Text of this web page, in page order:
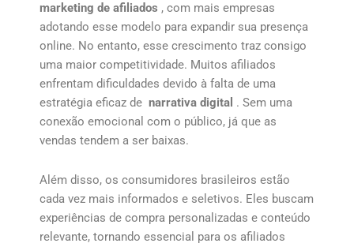
marketing de afiliados , com mais empresas
adotando esse modelo para expandir sua presença
online. No entanto, esse crescimento traz consigo
uma maior competitividade. Muitos afiliados
enfrentam dificuldades devido à falta de uma
estratégia eficaz de narrativa digital . Sem uma
conexão emocional com o público, já que as
vendas tendem a ser baixas.
Além disso, os consumidores brasileiros estão
cada vez mais informados e seletivos. Eles buscam
experiências de compra personalizadas e conteúdo
relevante, tornando essencial para os afiliados